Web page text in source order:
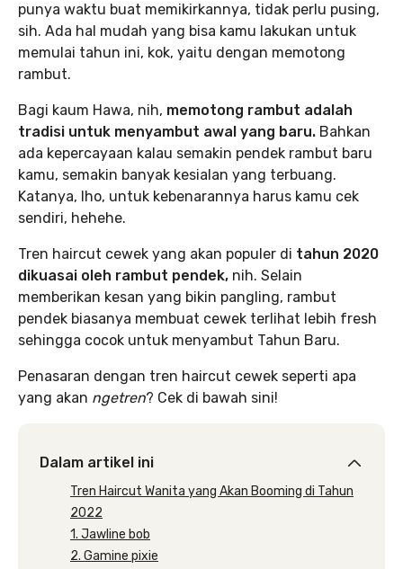
punya waktu buat memikirkannya, tidak perlu pusing,
sih. Ada hal mudah yang bisa kamu lakukan untuk
memulai tahun ini, kok, yaitu dengan memotong
rambut.
Bagi kaum Hawa, nih, memotong rambut adalah
tradisi untuk menyambut awal yang baru. Bahkan
ada kepercayaan kalau semakin pendek rambut baru
kamu, semakin banyak kesialan yang terbuang.
Katanya, lho, untuk kebenarannya harus kamu cek
sendiri, hehehe.
Tren haircut cewek yang akan populer di tahun 2020
dikuasai oleh rambut pendek, nih. Selain
memberikan kesan yang bikin pangling, rambut
pendek biasanya membuat cewek terlihat lebih fresh
sehingga cocok untuk menyambut Tahun Baru.
Penasaran dengan tren haircut cewek seperti apa
yang akan ngetren? Cek di bawah sini!
Dalam artikel ini
Tren Haircut Wanita yang Akan Booming di Tahun
2022
1. Jawline bob
2. Gamine pixie